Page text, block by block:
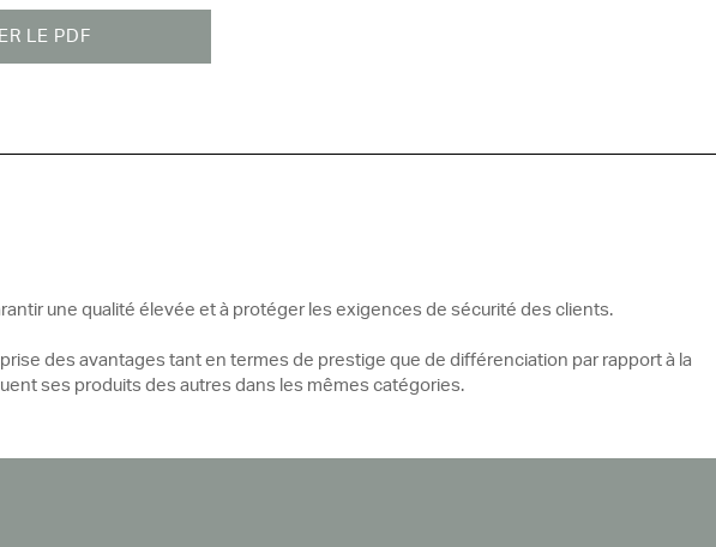
LE PDF
une qualité élevée et à protéger les exigences de sécurité des clients.
des avantages tant en termes de prestige que de différenciation par rapport à la
ses produits des autres dans les mêmes catégories.